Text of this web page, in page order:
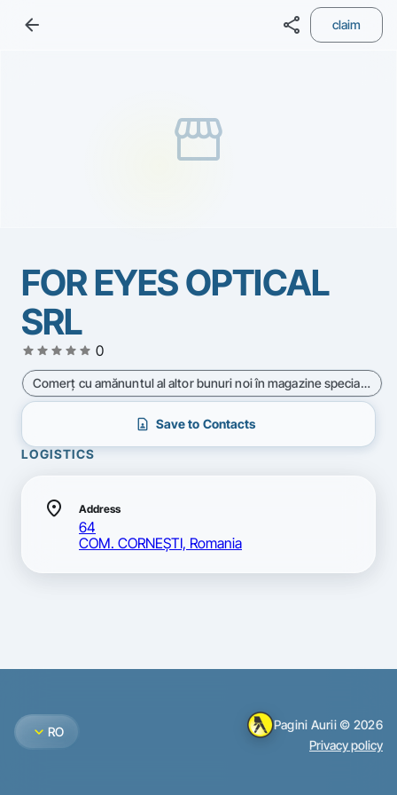
arrow_back share claim
storefront
FOR EYES OPTICAL
SRL
star star star star star 0
Comerţ cu amănuntul al altor bunuri noi în magazine specializate - Cod CAEN 4778
contact_page Save to Contacts
LOGISTICS
location_on Address
64
COM. CORNEŞTI, Romania
expand_more RO
Pagini Aurii © 2026
Privacy policy